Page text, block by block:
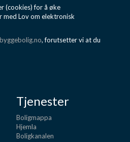
(cookies) for å øke
med Lov om elektronisk
byggebolig.no, forutsetter vi at du
Tjenester
Boligmappa
Hjemla
Boligkanalen